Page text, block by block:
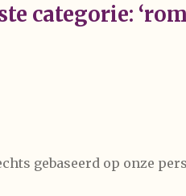
categorie:
gebaseerd op onze